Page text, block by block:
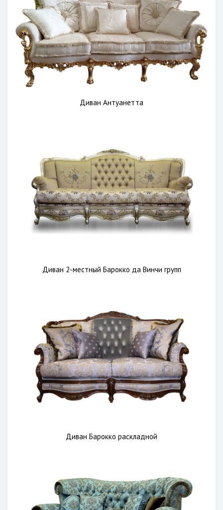
Диван Антуанетта
Диван 2-местный Барокко да Винчи групп
Диван Барокко раскладной